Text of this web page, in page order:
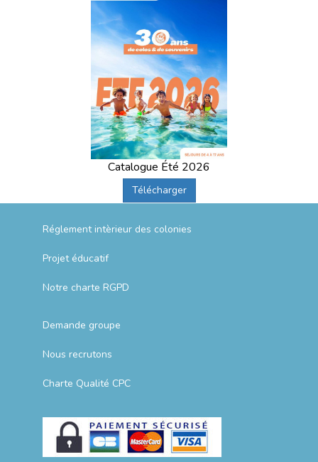
Catalogue Été 2026
Télécharger
Réglement intèrieur des colonies
Projet éducatif
Notre charte RGPD
Demande groupe
Nous recrutons
Charte Qualité CPC